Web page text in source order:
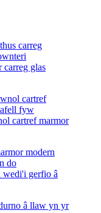
glas
cartref marmor
wedi'i gerfio â